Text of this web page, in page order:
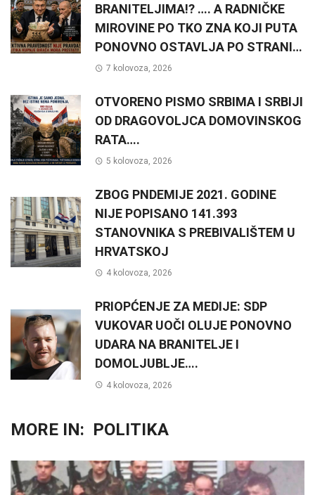
BRANITELJIMA!? …. A RADNIČKE
MIROVINE PO TKO ZNA KOJI PUTA
PONOVNO OSTAVLJA PO STRANI…
7 kolovoza, 2026
OTVORENO PISMO SRBIMA I SRBIJI
OD DRAGOVOLJCA DOMOVINSKOG
RATA….
5 kolovoza, 2026
ZBOG PNDEMIJE 2021. GODINE
NIJE POPISANO 141.393
STANOVNIKA S PREBIVALIŠTEM U
HRVATSKOJ
4 kolovoza, 2026
PRIOPĆENJE ZA MEDIJE: SDP
VUKOVAR UOČI OLUJE PONOVNO
UDARA NA BRANITELJE I
DOMOLJUBLJE….
4 kolovoza, 2026
MORE IN: POLITIKA